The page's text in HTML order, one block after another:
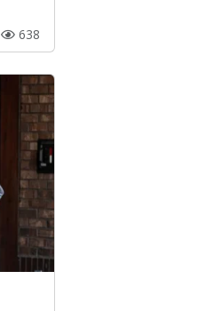
638